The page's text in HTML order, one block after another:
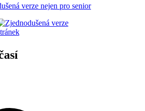
verze nejen pro senior